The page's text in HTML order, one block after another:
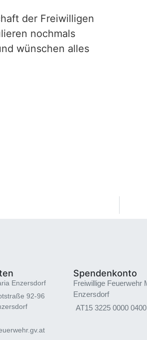
der Freiwilligen
nochmals
wünschen alles
Enzersdorf
92-96
Spendenkonto
Freiwillige Feuerwehr
Enzersdorf
AT15 3225 0000